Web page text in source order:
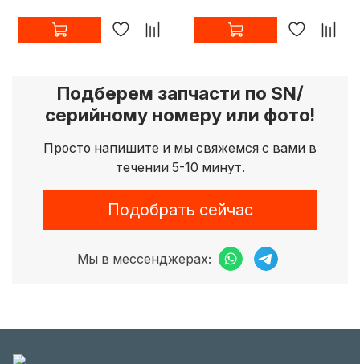
Подберем запчасти по SN/
серийному номеру или фото!
Просто напишите и мы свяжемся с вами в
течении 5-10 минут.
Подобрать сейчас
Мы в мессенджерах: